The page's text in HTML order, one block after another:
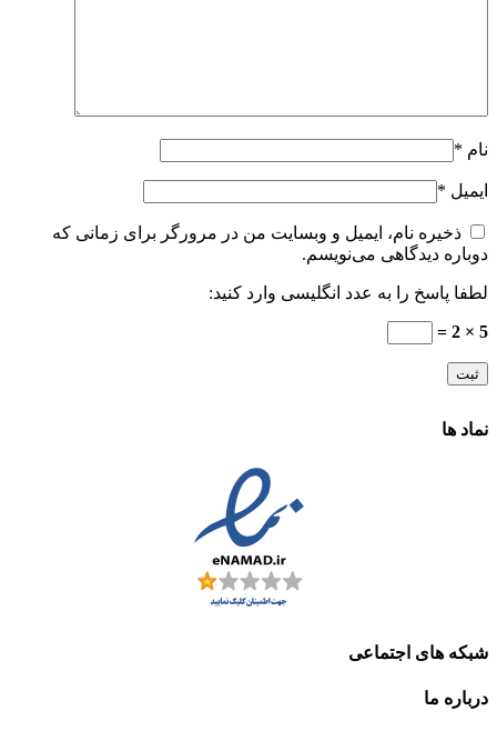
نام *
ایمیل *
ذخیره نام، ایمیل و وبسایت من در مرورگر برای زمانی که
دوباره دیدگاهی می‌نویسم.
لطفا پاسخ را به عدد انگلیسی وارد کنید:
5 × 2 =
نماد ها
شبکه های اجتماعی
درباره ما